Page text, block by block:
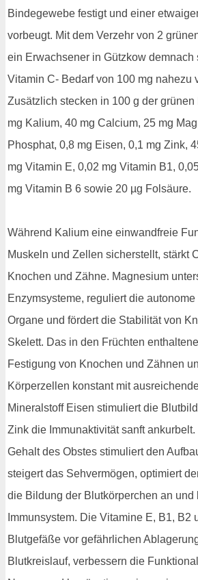
Bindegewebe festigt und einer
vorbeugt. Mit dem Verzehr von 2
ein Erwachsener in Gützkow demnach
Vitamin C- Bedarf von 100 mg nahezu
Zusätzlich stecken in 100 g der
mg Kalium, 40 mg Calcium, 25 mg
Phosphat, 0,8 mg Eisen, 0,1 mg Zink,
mg Vitamin E, 0,02 mg Vitamin B1,
mg Vitamin B 6 sowie 20 µg Folsäure.
Während Kalium eine einwandfreie
Muskeln und Zellen sicherstellt, stärkt
Knochen und Zähne. Magnesium
Enzymsysteme, reguliert die
Organe und fördert die Stabilität von
Skelett. Das in den Früchten
Festigung von Knochen und Zähnen
Körperzellen konstant mit
Mineralstoff Eisen stimuliert die
Zink die Immunaktivität sanft
Gehalt des Obstes stimuliert den
steigert das Sehvermögen, optimiert
die Bildung der Blutkörperchen an und
Immunsystem. Die Vitamine E, B1, B2
Blutgefäße vor gefährlichen
Blutkreislauf, verbessern die